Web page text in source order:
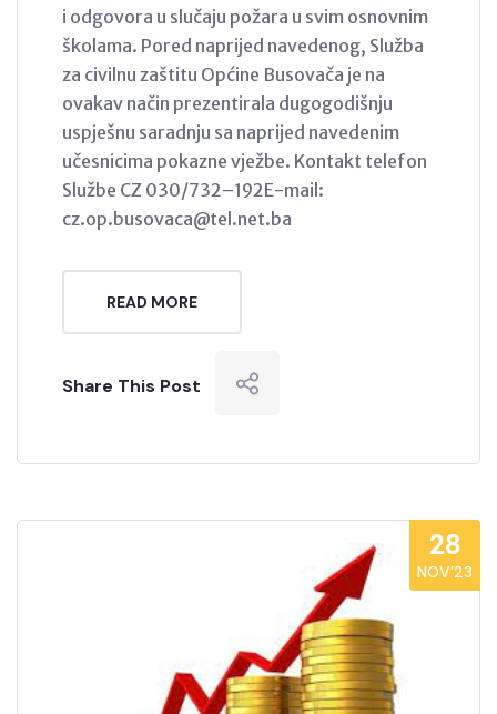
i odgovora u slučaju požara u svim osnovnim
školama. Pored naprijed navedenog, Služba
za civilnu zaštitu Općine Busovača je na
ovakav način prezentirala dugogodišnju
uspješnu saradnju sa naprijed navedenim
učesnicima pokazne vježbe. Kontakt telefon
Službe CZ 030/732–192E-mail:
cz.op.busovaca@tel.net.ba
READ MORE
Share This Post
28
NOV’23